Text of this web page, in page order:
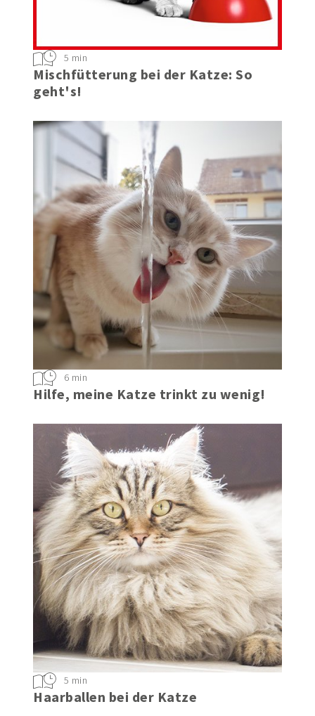
Mischfütterung bei der Katze: So
geht's!
5 min
Hilfe, meine Katze trinkt zu wenig!
6 min
Haarballen bei der Katze
5 min